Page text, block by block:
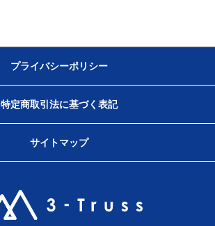
プライバシーポリシー
特定商取引法に基づく表記
サイトマップ